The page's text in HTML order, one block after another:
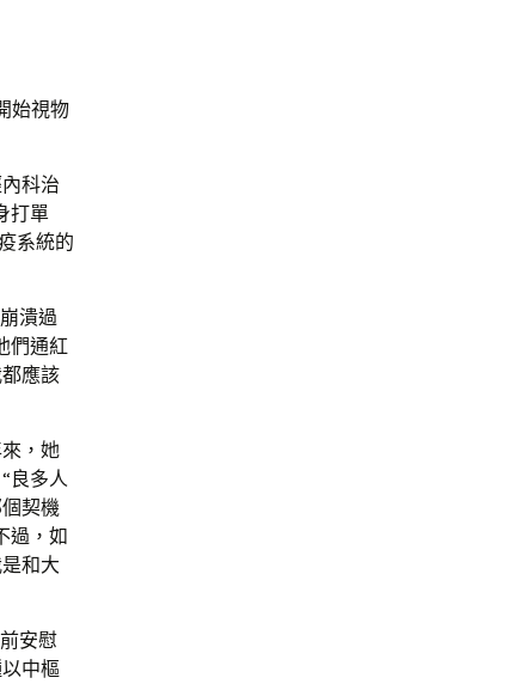
始視物
科治
打單
系統的
潰過
們通紅
應該
，她
良多人
契機
過，如
和大
安慰
中樞